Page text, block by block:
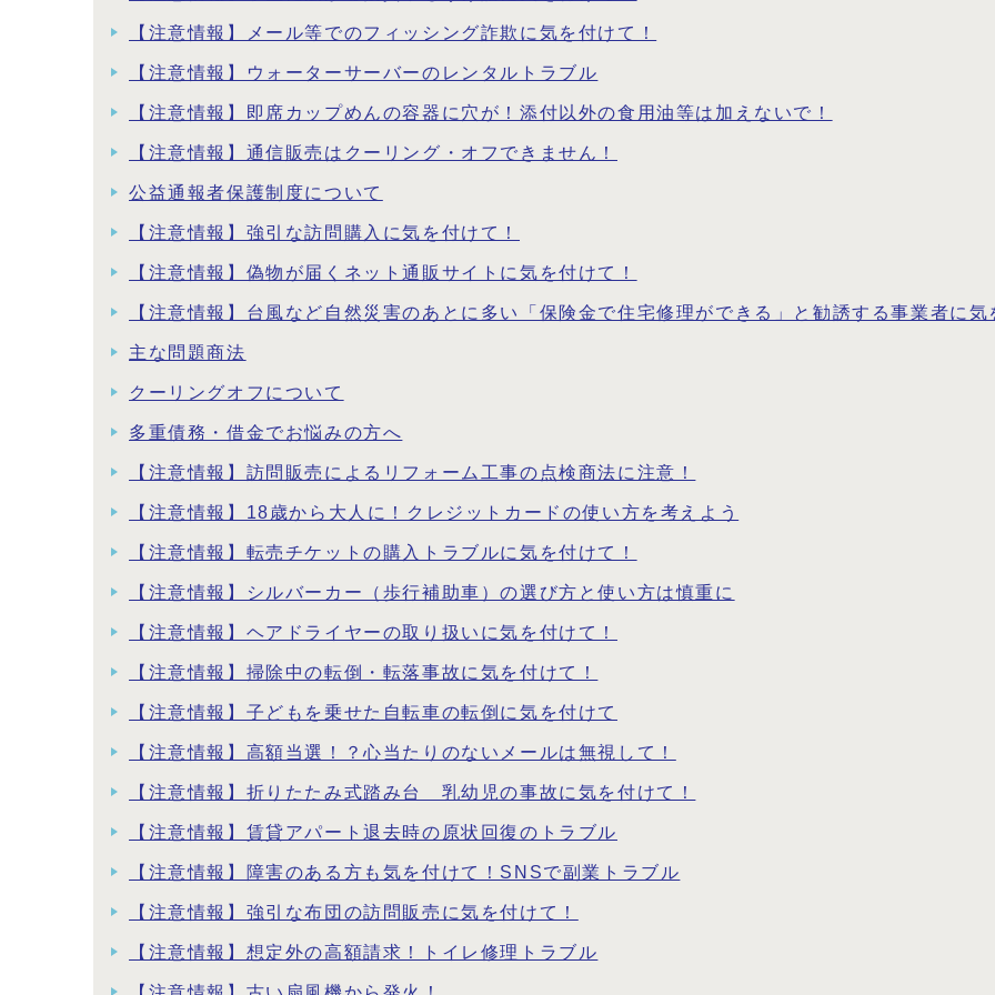
【注意情報】メール等でのフィッシング詐欺に気を付けて！
【注意情報】ウォーターサーバーのレンタルトラブル
【注意情報】即席カップめんの容器に穴が！添付以外の食用油等は加えないで！
【注意情報】通信販売はクーリング・オフできません！
公益通報者保護制度について
【注意情報】強引な訪問購入に気を付けて！
【注意情報】偽物が届くネット通販サイトに気を付けて！
【注意情報】台風など自然災害のあとに多い「保険金で住宅修理ができる」と勧誘する事業者に気
主な問題商法
クーリングオフについて
多重債務・借金でお悩みの方へ
【注意情報】訪問販売によるリフォーム工事の点検商法に注意！
【注意情報】18歳から大人に！クレジットカードの使い方を考えよう
【注意情報】転売チケットの購入トラブルに気を付けて！
【注意情報】シルバーカー（歩行補助車）の選び方と使い方は慎重に
【注意情報】ヘアドライヤーの取り扱いに気を付けて！
【注意情報】掃除中の転倒・転落事故に気を付けて！
【注意情報】子どもを乗せた自転車の転倒に気を付けて
【注意情報】高額当選！？心当たりのないメールは無視して！
【注意情報】折りたたみ式踏み台 乳幼児の事故に気を付けて！
【注意情報】賃貸アパート退去時の原状回復のトラブル
【注意情報】障害のある方も気を付けて！SNSで副業トラブル
【注意情報】強引な布団の訪問販売に気を付けて！
【注意情報】想定外の高額請求！トイレ修理トラブル